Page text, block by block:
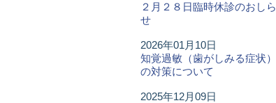
２月２８日臨時休診のおしら
せ
2026年01月10日
知覚過敏（歯がしみる症状）
の対策について
2025年12月09日